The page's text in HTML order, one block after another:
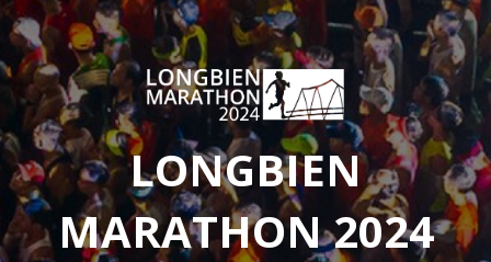
LONGBIEN
MARATHON 2024